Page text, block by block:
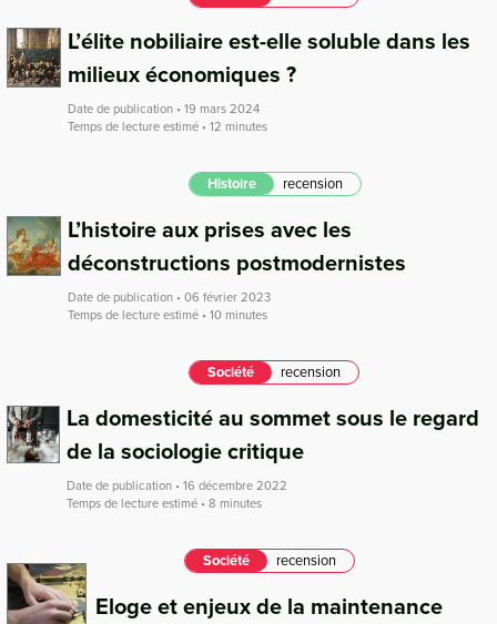
L’élite nobiliaire est-elle soluble dans les
milieux économiques ?
Date de publication • 19 mars 2024
Temps de lecture estimé • 12 minutes
Histoire recension
L’histoire aux prises avec les
déconstructions postmodernistes
Date de publication • 06 février 2023
Temps de lecture estimé • 10 minutes
Société recension
La domesticité au sommet sous le regard
de la sociologie critique
Date de publication • 16 décembre 2022
Temps de lecture estimé • 8 minutes
Société recension
Eloge et enjeux de la maintenance